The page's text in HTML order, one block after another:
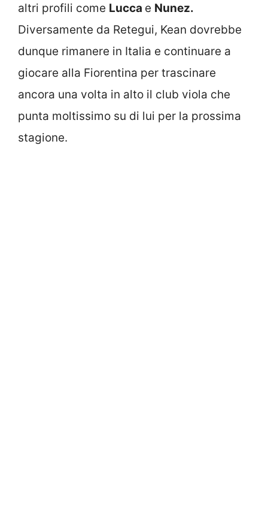
altri profili come Lucca e Nunez.
Diversamente da Retegui, Kean dovrebbe
dunque rimanere in Italia e continuare a
giocare alla Fiorentina per trascinare
ancora una volta in alto il club viola che
punta moltissimo su di lui per la prossima
stagione.